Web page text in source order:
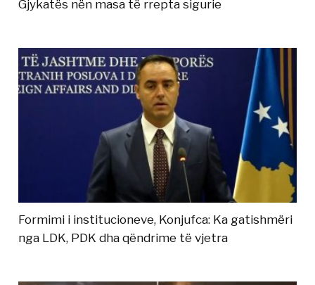
Gjykatës nën masa të rrepta sigurie
Formimi i institucioneve, Konjufca: Ka gatishmëri
nga LDK, PDK dha qëndrime të vjetra